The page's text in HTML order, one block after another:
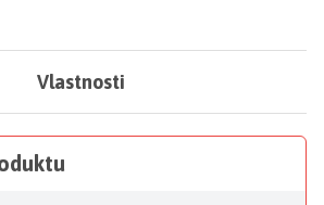
Vlastnosti